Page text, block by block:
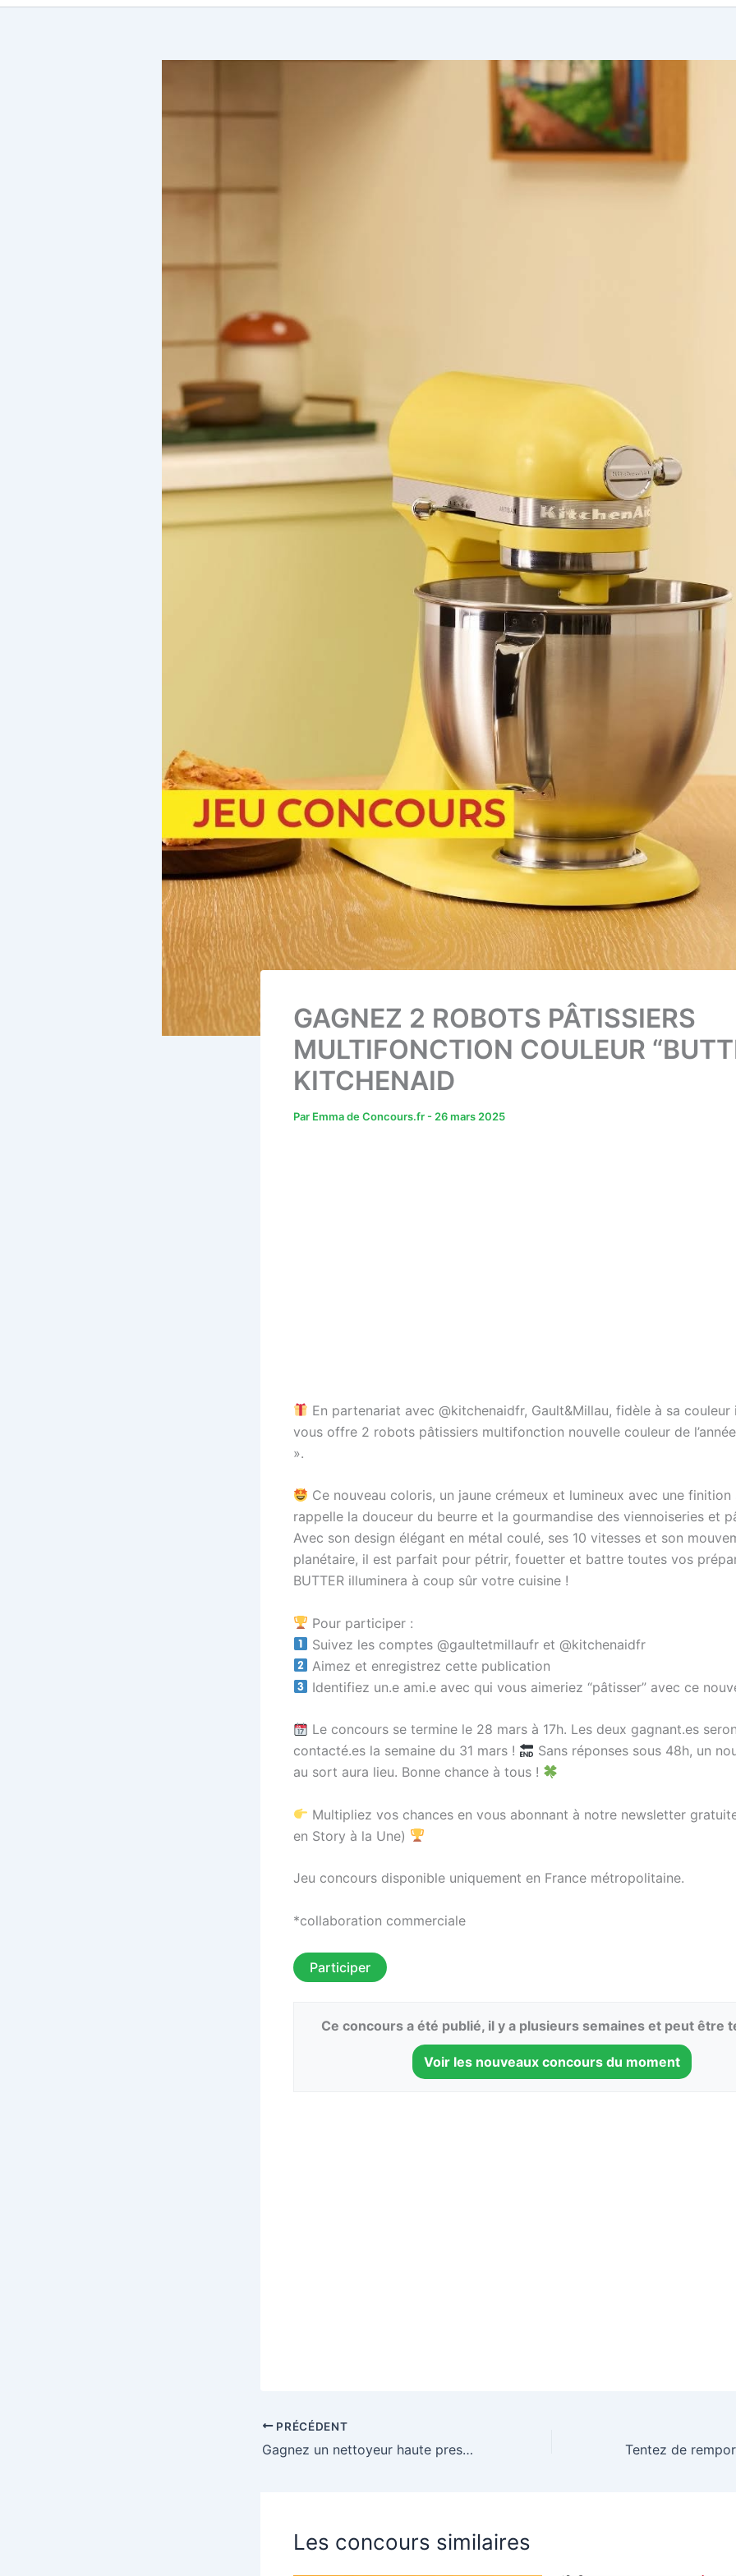
GAGNEZ 2 ROBOTS PÂTISSIERS
MULTIFONCTION COULEUR
KITCHENAID
Par Emma de Concours.fr - 26 mars 2025
En partenariat avec @kitchenaidfr, Gault&Millau, fidèle à sa couleur
vous offre 2 robots pâtissiers multifonction nouvelle couleur de l’année
».
Ce nouveau coloris, un jaune crémeux et lumineux avec une finition
rappelle la douceur du beurre et la gourmandise des viennoiseries et
Avec son design élégant en métal coulé, ses 10 vitesses et son
planétaire, il est parfait pour pétrir, fouetter et battre toutes vos
BUTTER illuminera à coup sûr votre cuisine !
Pour participer :
Suivez les comptes @gaultetmillaufr et @kitchenaidfr
Aimez et enregistrez cette publication
Identifiez un.e ami.e avec qui vous aimeriez “pâtisser” avec ce
Le concours se termine le 28 mars à 17h. Les deux gagnant.es
contacté.es la semaine du 31 mars !
Sans réponses sous 48h, un
au sort aura lieu. Bonne chance à tous !
Multipliez vos chances en vous abonnant à notre newsletter
en Story à la Une)
Jeu concours disponible uniquement en France métropolitaine.
*collaboration commerciale
Participer
Ce concours a été publié, il y a plusieurs semaines et peut être
Voir les nouveaux concours du moment
PRÉCÉDENT
Gagnez un nettoyeur haute pression K 5 Smart Control Flex eco!Booster
Les concours similaires